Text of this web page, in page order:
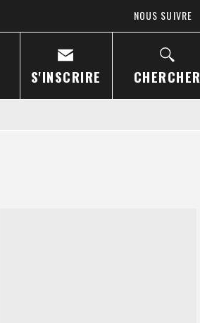
NOUS SUIVRE
S'INSCRIRE CHERCHER